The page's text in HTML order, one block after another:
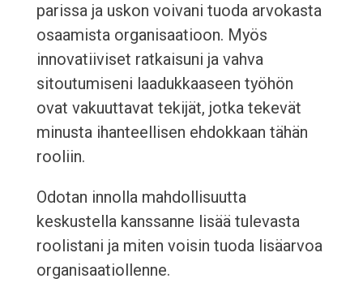
parissa ja uskon voivani tuoda arvokasta
osaamista organisaatioon. Myös
innovatiiviset ratkaisuni ja vahva
sitoutumiseni laadukkaaseen työhön
ovat vakuuttavat tekijät, jotka tekevät
minusta ihanteellisen ehdokkaan tähän
rooliin.
Odotan innolla mahdollisuutta
keskustella kanssanne lisää tulevasta
roolistani ja miten voisin tuoda lisäarvoa
organisaatiollenne.